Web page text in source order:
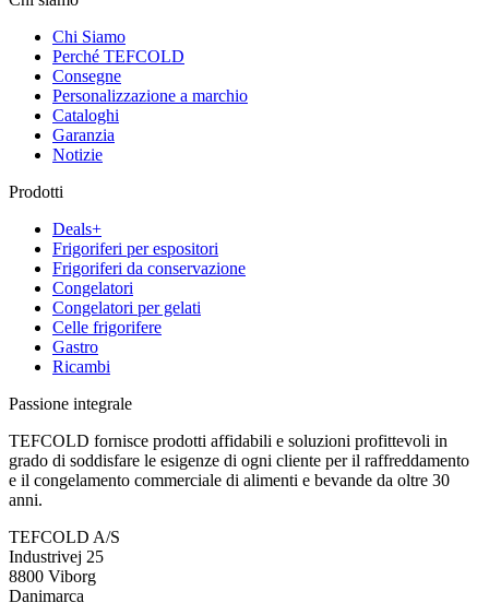
Chi Siamo
Perché TEFCOLD
Consegne
Personalizzazione a marchio
Cataloghi
Garanzia
Notizie
Prodotti
Deals+
Frigoriferi per espositori
Frigoriferi da conservazione
Congelatori
Congelatori per gelati
Celle frigorifere
Gastro
Ricambi
Passione integrale
TEFCOLD fornisce prodotti affidabili e soluzioni profittevoli in
grado di soddisfare le esigenze di ogni cliente per il raffreddamento
e il congelamento commerciale di alimenti e bevande da oltre 30
anni.
TEFCOLD A/S
Industrivej 25
8800 Viborg
Danimarca